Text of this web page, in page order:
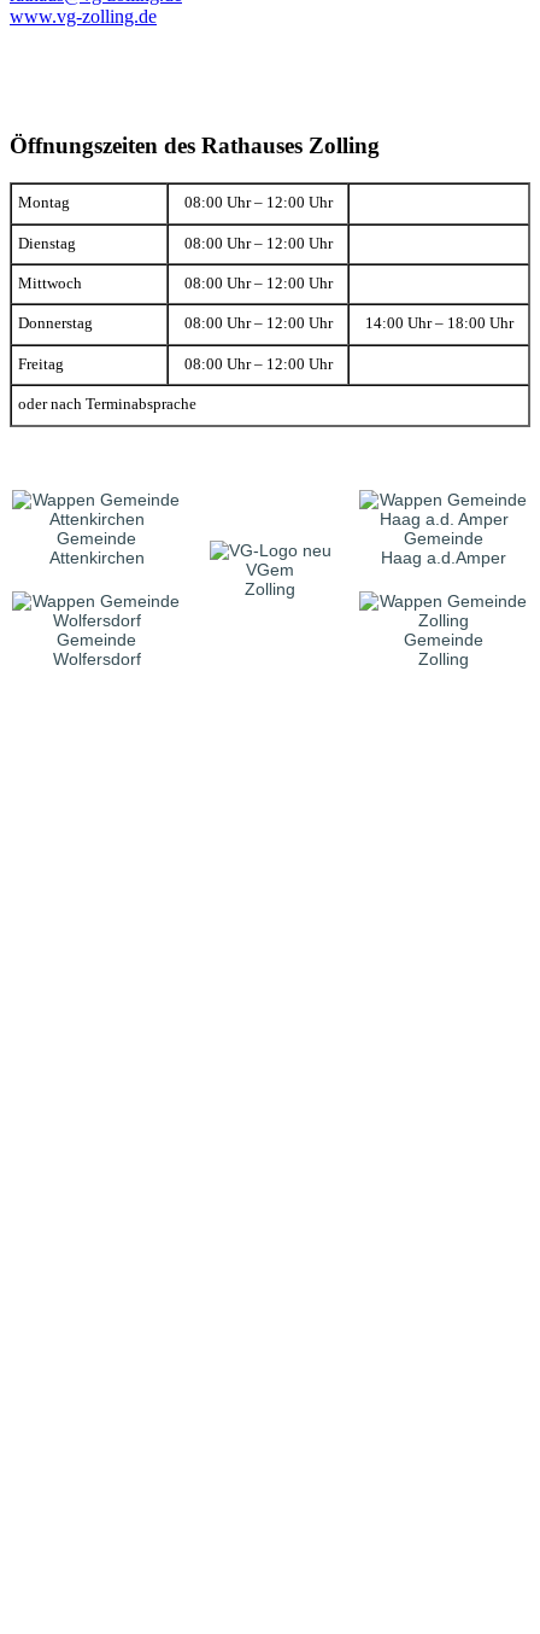
www.vg-zolling.de
Öffnungszeiten des Rathauses Zolling
Montag 08:00 Uhr – 12:00 Uhr
Dienstag 08:00 Uhr – 12:00 Uhr
Mittwoch 08:00 Uhr – 12:00 Uhr
Donnerstag 08:00 Uhr – 12:00 Uhr 14:00 Uhr – 18:00 Uhr
Freitag 08:00 Uhr – 12:00 Uhr
oder nach Terminabsprache
Gemeinde
Attenkirchen
VGem
Zolling
Gemeinde
Haag a.d.Amper
Gemeinde
Wolfersdorf
Gemeinde
Zolling